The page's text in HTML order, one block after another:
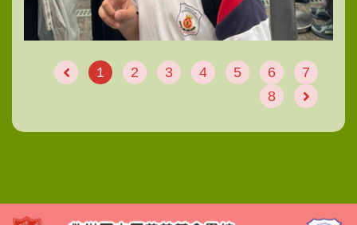
1 2 3 4 5 6
7
8